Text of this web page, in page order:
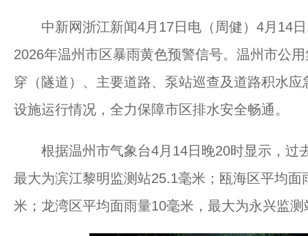
中新网浙江新闻4月17日电（周健）4月14日
2026年温州市区暴雨黄色预警信号。温州市公
穿（隧道）、主要道路、泵站巡查及道路积水
设施运行情况，全力保障市区排水安全畅通。
根据温州市气象台4月14日晚20时显示，过
最大为滨江黎明监测站25.1毫米；瓯海区平均
米；龙湾区平均面雨量10毫米，最大为永兴监